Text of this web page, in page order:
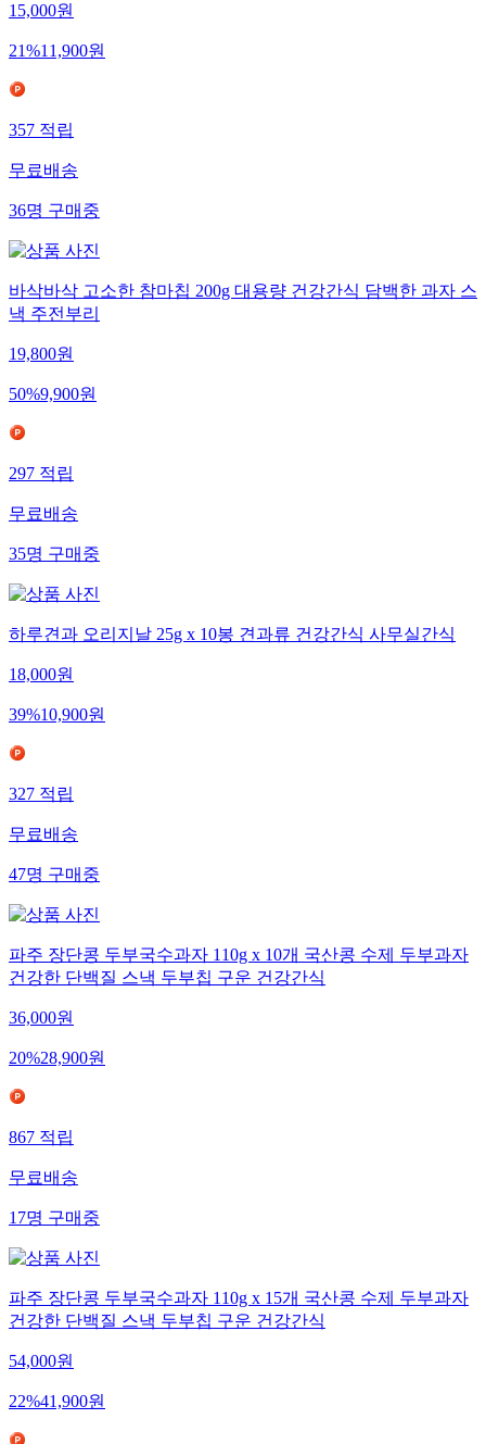
15,000원
21%11,900원
357 적립
무료배송
36명 구매중
바삭바삭 고소한 참마칩 200g 대용량 건강간식 담백한 과자 스
낵 주전부리
19,800원
50%9,900원
297 적립
무료배송
35명 구매중
하루견과 오리지날 25g x 10봉 견과류 건강간식 사무실간식
18,000원
39%10,900원
327 적립
무료배송
47명 구매중
파주 장단콩 두부국수과자 110g x 10개 국산콩 수제 두부과자
건강한 단백질 스낵 두부칩 구운 건강간식
36,000원
20%28,900원
867 적립
무료배송
17명 구매중
파주 장단콩 두부국수과자 110g x 15개 국산콩 수제 두부과자
건강한 단백질 스낵 두부칩 구운 건강간식
54,000원
22%41,900원